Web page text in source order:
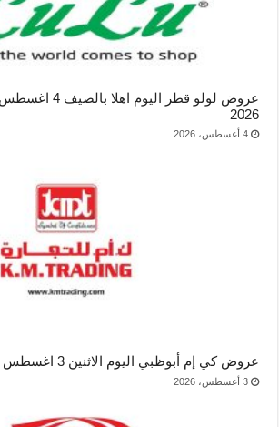
2026
4 أغسطس، 2026
عروض كي إم أبوظبي اليوم الاثنين 3 اغسطس 2026
3 أغسطس، 2026